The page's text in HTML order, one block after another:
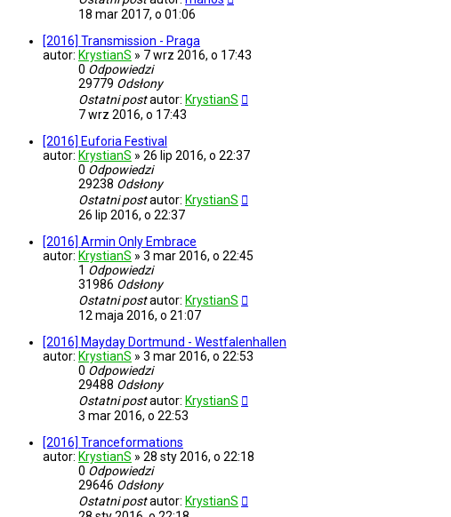
18 mar 2017, o 01:06
[2016] Transmission - Praga
autor: KrystianS » 7 wrz 2016, o 17:43
0 Odpowiedzi
29779 Odsłony
Ostatni postautor: KrystianS
7 wrz 2016, o 17:43
[2016] Euforia Festival
autor: KrystianS » 26 lip 2016, o 22:37
0 Odpowiedzi
29238 Odsłony
Ostatni postautor: KrystianS
26 lip 2016, o 22:37
[2016] Armin Only Embrace
autor: KrystianS » 3 mar 2016, o 22:45
1 Odpowiedzi
31986 Odsłony
Ostatni postautor: KrystianS
12 maja 2016, o 21:07
[2016] Mayday Dortmund - Westfalenhallen
autor: KrystianS » 3 mar 2016, o 22:53
0 Odpowiedzi
29488 Odsłony
Ostatni postautor: KrystianS
3 mar 2016, o 22:53
[2016] Tranceformations
autor: KrystianS » 28 sty 2016, o 22:18
0 Odpowiedzi
29646 Odsłony
Ostatni postautor: KrystianS